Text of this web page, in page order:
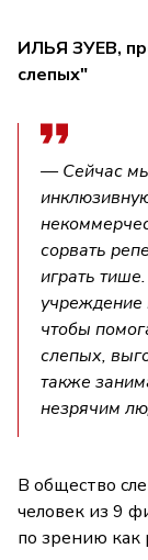
ИЛЬЯ ЗУЕВ,
слепых"
— Сейчас мы
сорвать
играть
учреждение
чтобы
слепых,
также
незрячим
В общество
человек из 9
по зрению как